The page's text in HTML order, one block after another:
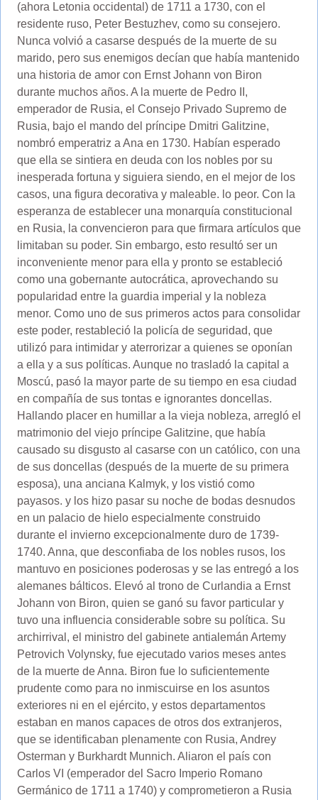
(ahora Letonia occidental) de 1711 a 1730, con el
residente ruso, Peter Bestuzhev, como su consejero.
Nunca volvió a casarse después de la muerte de su
marido, pero sus enemigos decían que había mantenido
una historia de amor con Ernst Johann von Biron
durante muchos años. A la muerte de Pedro II,
emperador de Rusia, el Consejo Privado Supremo de
Rusia, bajo el mando del príncipe Dmitri Galitzine,
nombró emperatriz a Ana en 1730. Habían esperado
que ella se sintiera en deuda con los nobles por su
inesperada fortuna y siguiera siendo, en el mejor de los
casos, una figura decorativa y maleable. lo peor. Con la
esperanza de establecer una monarquía constitucional
en Rusia, la convencieron para que firmara artículos que
limitaban su poder. Sin embargo, esto resultó ser un
inconveniente menor para ella y pronto se estableció
como una gobernante autocrática, aprovechando su
popularidad entre la guardia imperial y la nobleza
menor. Como uno de sus primeros actos para consolidar
este poder, restableció la policía de seguridad, que
utilizó para intimidar y aterrorizar a quienes se oponían
a ella y a sus políticas. Aunque no trasladó la capital a
Moscú, pasó la mayor parte de su tiempo en esa ciudad
en compañía de sus tontas e ignorantes doncellas.
Hallando placer en humillar a la vieja nobleza, arregló el
matrimonio del viejo príncipe Galitzine, que había
causado su disgusto al casarse con un católico, con una
de sus doncellas (después de la muerte de su primera
esposa), una anciana Kalmyk, y los vistió como
payasos. y los hizo pasar su noche de bodas desnudos
en un palacio de hielo especialmente construido
durante el invierno excepcionalmente duro de 1739-
1740. Anna, que desconfiaba de los nobles rusos, los
mantuvo en posiciones poderosas y se las entregó a los
alemanes bálticos. Elevó al trono de Curlandia a Ernst
Johann von Biron, quien se ganó su favor particular y
tuvo una influencia considerable sobre su política. Su
archirrival, el ministro del gabinete antialemán Artemy
Petrovich Volynsky, fue ejecutado varios meses antes
de la muerte de Anna. Biron fue lo suficientemente
prudente como para no inmiscuirse en los asuntos
exteriores ni en el ejército, y estos departamentos
estaban en manos capaces de otros dos extranjeros,
que se identificaban plenamente con Rusia, Andrey
Osterman y Burkhardt Munnich. Aliaron el país con
Carlos VI (emperador del Sacro Imperio Romano
Germánico de 1711 a 1740) y comprometieron a Rusia